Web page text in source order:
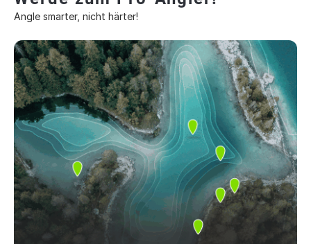
Angle smarter, nicht härter!